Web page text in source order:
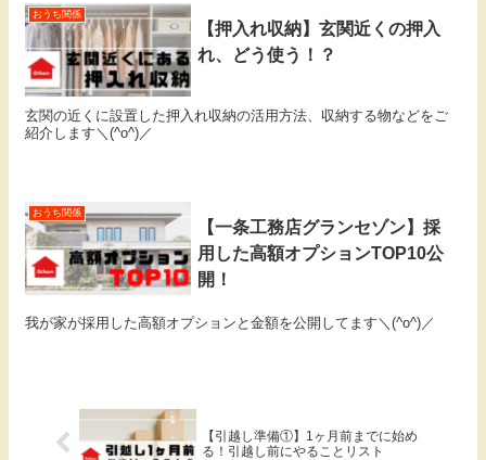
おうち関係
【押入れ収納】玄関近くの押入
れ、どう使う！？
玄関の近くに設置した押入れ収納の活用方法、収納する物などをご
紹介します＼(^o^)／
おうち関係
【一条工務店グランセゾン】採
用した高額オプションTOP10公
開！
我が家が採用した高額オプションと金額を公開してます＼(^o^)／
【引越し準備①】1ヶ月前までに始め
る！引越し前にやることリスト